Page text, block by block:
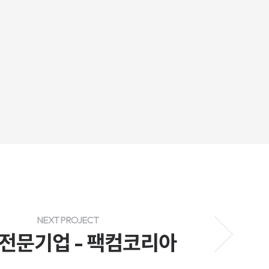
NEXT PROJECT
문기업 - 팩컴코리아